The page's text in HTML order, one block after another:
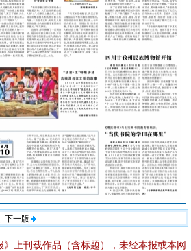
下一版
上刊载作品（含标题），未经本报或本网